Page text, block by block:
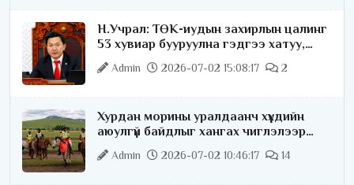
Н.Учрал: ТӨК-иудын захирлын цалинг
53 хувиар бууруулна гэдгээ хатуу,
хариуцлагатайгаар хэлье
Admin 2026-07-02 15:08:17 2
Хурдан морины уралдаанч хүүхдийн
аюулгүй байдлыг хангах чиглэлээр
ажиллаж байна
Admin 2026-07-02 10:46:17 14